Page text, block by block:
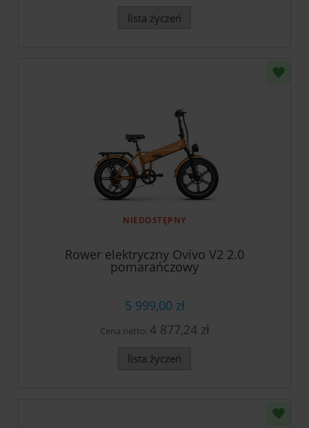
lista życzeń
NIEDOSTĘPNY
Rower elektryczny Ovivo V2 2.0
pomarańczowy
5 999,00 zł
Cena netto: 4 877,24 zł
lista życzeń